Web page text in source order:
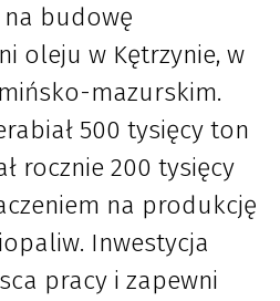
budowę
oleju w Kętrzynie, w
mazurskim.
500 tysięcy ton
rocznie 200 tysięcy
na produkcję
Inwestycja
pracy i zapewni